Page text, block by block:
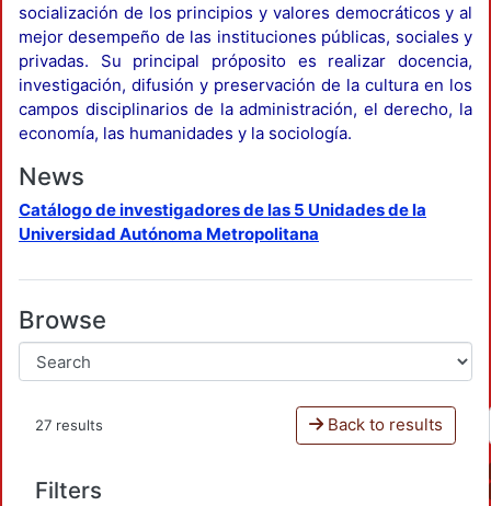
socialización de los principios y valores democráticos y al
mejor desempeño de las instituciones públicas, sociales y
privadas. Su principal próposito es realizar docencia,
investigación, difusión y preservación de la cultura en los
campos disciplinarios de la administración, el derecho, la
economía, las humanidades y la sociología.
News
Catálogo de investigadores de las 5 Unidades de la
Universidad Autónoma Metropolitana
Browse
27 results Back to results
Filters